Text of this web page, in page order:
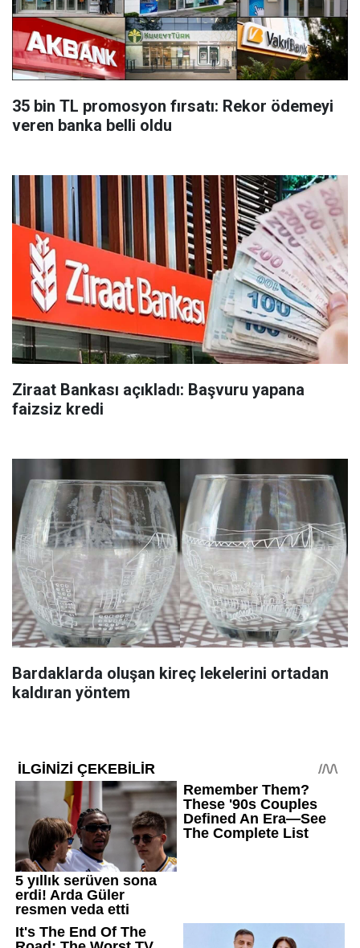
35 bin TL promosyon fırsatı: Rekor ödemeyi
veren banka belli oldu
Ziraat Bankası açıkladı: Başvuru yapana
faizsiz kredi
Bardaklarda oluşan kireç lekelerini ortadan
kaldıran yöntem